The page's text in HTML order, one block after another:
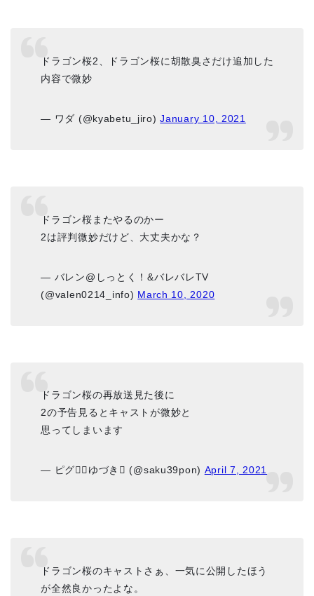
ドラゴン桜2、ドラゴン桜に胡散臭さだけ追加した
内容で微妙
— ワダ (@kyabetu_jiro)January 10, 2021
ドラゴン桜またやるのかー
2は評判微妙だけど、大丈夫かな？
— バレン@しっとく！&バレバレTV
(@valen0214_info) March 10, 2020
ドラゴン桜の再放送見た後に
2の予告見るとキャストが微妙と
思ってしまいます
— ピグレ⃝ゆづき✿ (@saku39pon) April 7, 2021
ドラゴン桜のキャストさぁ、一気に公開したほう
が全然良かったよな。